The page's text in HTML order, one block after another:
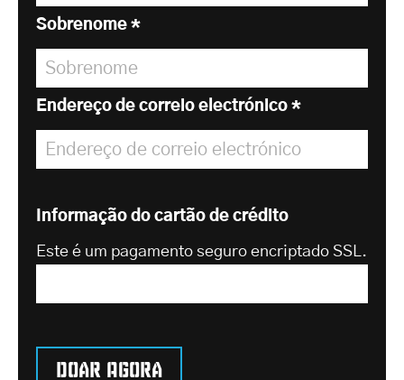
Sobrenome *
Endereço de correio electrónico *
Informação do cartão de crédito
Este é um pagamento seguro encriptado SSL.